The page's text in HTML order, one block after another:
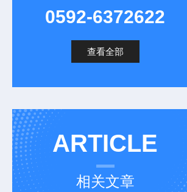
0592-6372622
查看全部
ARTICLE
相关文章